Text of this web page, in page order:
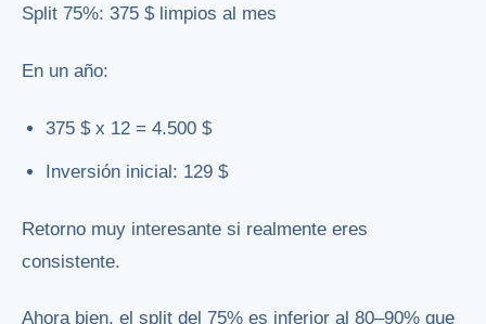
Split 75%: 375 $ limpios al mes
En un año:
375 $ x 12 = 4.500 $
Inversión inicial: 129 $
Retorno muy interesante si realmente eres
consistente.
Ahora bien, el split del 75% es inferior al 80–90% que